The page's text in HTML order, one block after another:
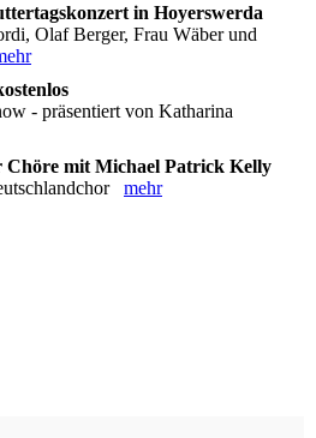
in Hoyerswerda
Olaf Berger, Frau Wäber und
- präsentiert von Katharina
Chöre mit Michael Patrick Kelly
mehr